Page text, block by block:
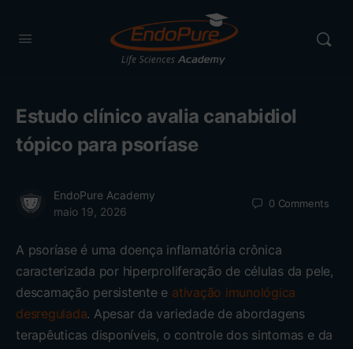
Estudo clínico avalia canabidiol
tópico para psoríase
EndoPure Academy
maio 19, 2026
0 Comments
A psoríase é uma doença inflamatória crônica
caracterizada por hiperproliferação de células da pele,
descamação persistente e ativação imunológica
desregulada. Apesar da variedade de abordagens
terapêuticas disponíveis, o controle dos sintomas e da